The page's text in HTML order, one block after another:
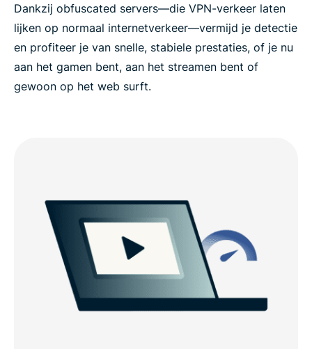
Dankzij obfuscated servers—die VPN-verkeer laten
lijken op normaal internetverkeer—vermijd je detectie
en profiteer je van snelle, stabiele prestaties, of je nu
aan het gamen bent, aan het streamen bent of
gewoon op het web surft.